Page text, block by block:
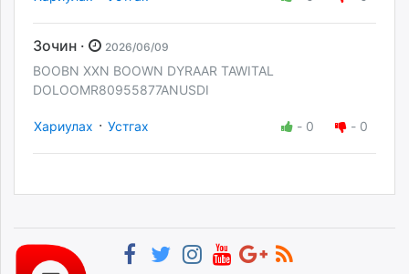
Зочин · 2026/06/09
BOOBN XXN BOOWN DYRAAR TAWITAL
DOLOOMR80955877ANUSDI
Хариулах · Устгах - 0 - 0